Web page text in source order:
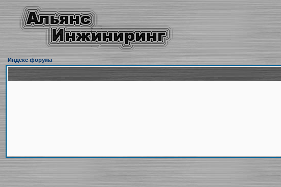
Индекс форума